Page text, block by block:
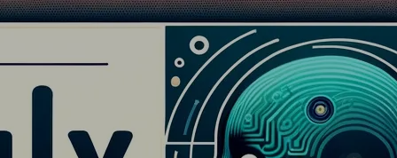
Категории Ссылки Онас 🇷🇺 Русский